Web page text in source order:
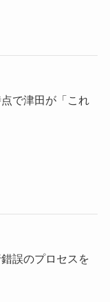
で津田が「これ
誤のプロセスを